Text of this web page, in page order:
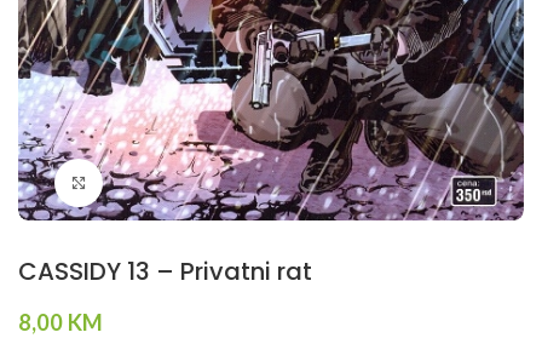
Klikni da povečaš
CASSIDY 13 – Privatni rat
8,00 KM